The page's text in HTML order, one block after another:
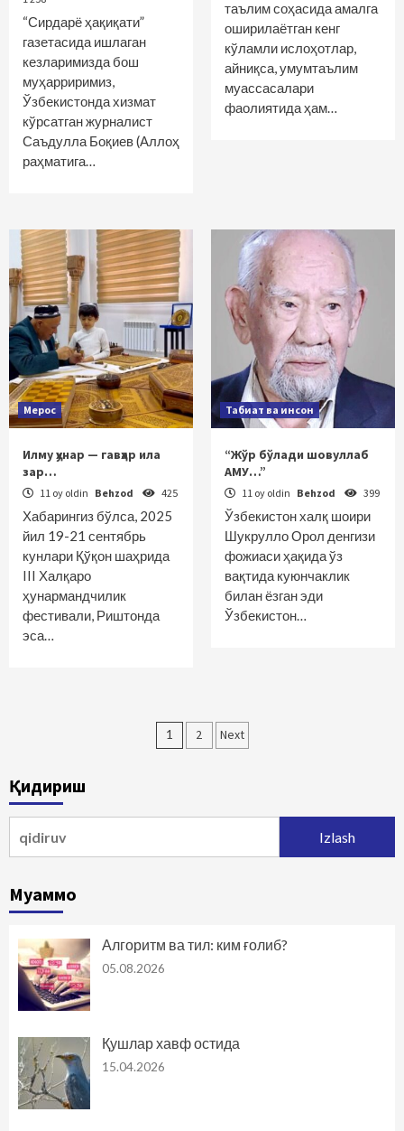
“Сирдарё ҳақиқати”
газетасида ишлаган
кезларимизда бош
муҳарриримиз,
Ўзбекистонда хизмат
кўрсатган журналист
Саъдулла Боқиев (Аллоҳ
раҳматига…
таълим соҳасида амалга
оширилаётган кенг
кўламли ислоҳотлар,
айниқса, умумтаълим
муассасалари
фаолиятида ҳам…
Мерос
Илму ҳунар — гавҳар ила
зар…
11 oy oldin Behzod 425
Хабарингиз бўлса, 2025
йил 19-21 сентябрь
кунлари Қўқон шаҳрида
III Халқаро
ҳунармандчилик
фестивали, Риштонда
эса…
Табиат ва инсон
“Жўр бўлади шовуллаб
АМУ…”
11 oy oldin Behzod 399
Ўзбекистон халқ шоири
Шукрулло Орол денгизи
фожиаси ҳақида ўз
вақтида куюнчаклик
билан ёзган эди
Ўзбекистон…
Maqolalar
1 2 Next
Қидириш
Муаммо
Алгоритм ва тил: ким ғолиб?
05.08.2026
Қушлар хавф остида
15.04.2026